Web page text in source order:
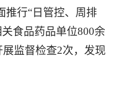
推行“日管控、周排
食品药品单位800余
监督检查2次，发现